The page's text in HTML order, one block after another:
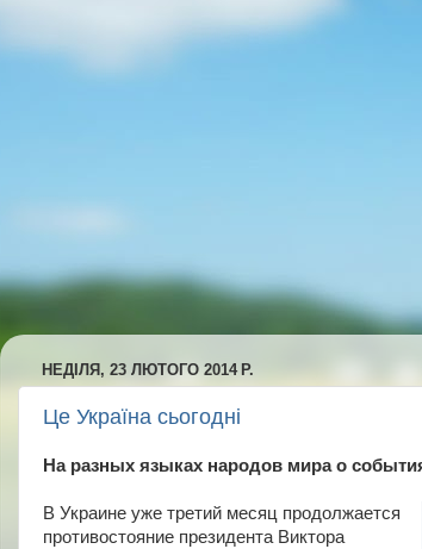
НЕДІЛЯ, 23 ЛЮТОГО 2014 Р.
Це Україна сьогодні
На разных языках народов мира о
В Украине уже третий месяц продолжается
противостояние президента Виктора